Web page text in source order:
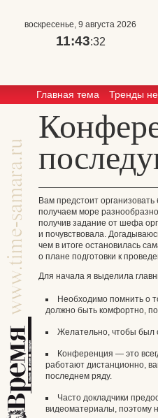
воскресенье, 9 августа 2026
11:43:32
Главная тема Тренды
Вам предстоит
получаем море
получив задание от шефа
и почувствовала.
чем в итоге остановилась
о плане подготовки к
Для начала я выделила
Необходимо помнить о
должно быть комфортно,
Желательно, чтобы был
Конференция — это
работают дистанционно,
последнем ряду.
Часто докладчики
видеоматериалы, поэтому